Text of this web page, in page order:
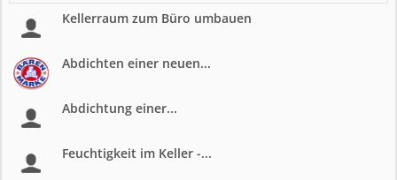
Kellerraum zum Büro umbauen
Abdichten einer neuen...
Abdichtung einer...
Feuchtigkeit im Keller -...